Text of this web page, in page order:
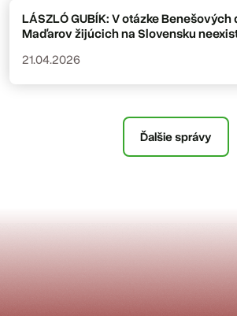
LÁSZLÓ GUBÍK: V otázke
Maďarov žijúcich na Slovensku
21.04.2026
Ďalšie správy